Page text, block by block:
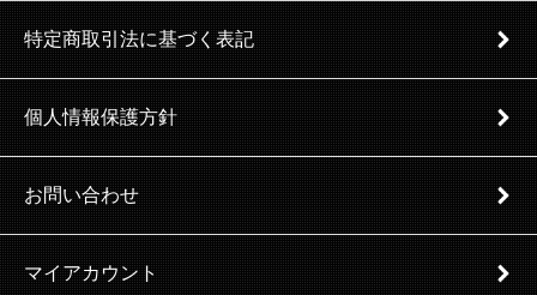
特定商取引法に基づく表記
個人情報保護方針
お問い合わせ
マイアカウント